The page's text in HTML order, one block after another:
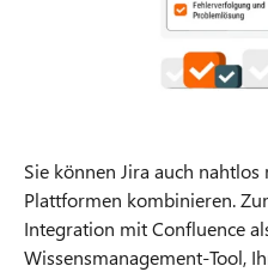
Sie können Jira auch
Plattformen kombinieren.
Integration mit Confluence
Wissensmanagement-Tool,